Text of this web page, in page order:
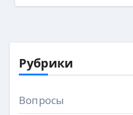
Рубрики
Вопросы